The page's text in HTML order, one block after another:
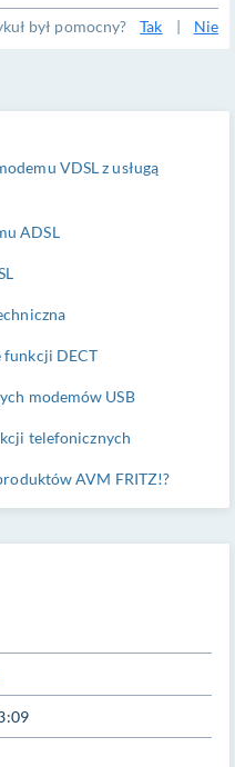
był pomocny? Tak | Nie
VDSL z usługą
ADSL
funkcji DECT
modemów USB
telefonicznych
AVM FRITZ!?